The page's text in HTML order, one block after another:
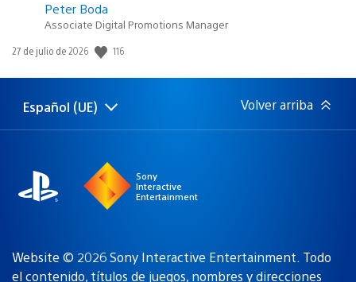
Peter Boda
Associate Digital Promotions Manager
Fecha
publicación:
27 de julio de 2026 116
Selecciona
Región
Español (UE) Volver arriba
Sony
Interactive
Entertainment
Website © 2026 Sony Interactive Entertainment. Todo
el contenido, títulos de juegos, nombres y direcciones